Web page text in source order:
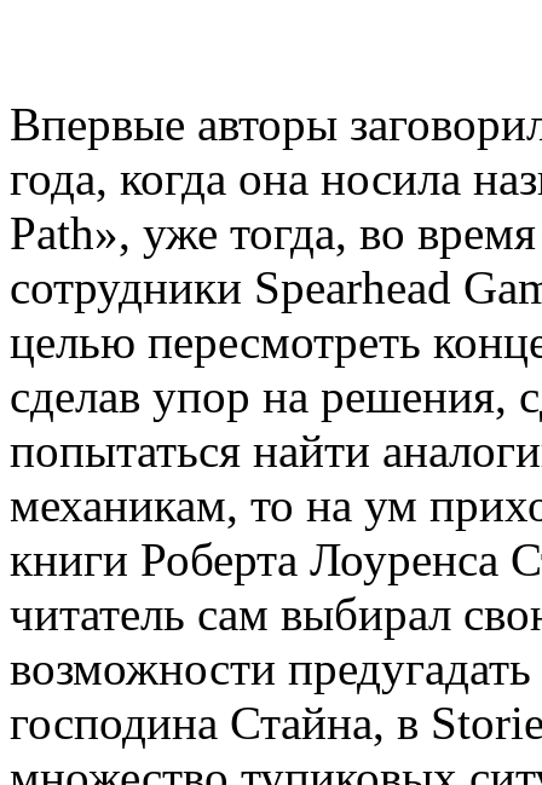
Впервые авторы
года, когда она носила
Path», уже тогда, во
сотрудники Spearhead
целью пересмотреть
сделав упор на решения,
попытаться найти
механикам, то на ум
книги Роберта Лоуренса
читатель сам выбирал
возможности
господина Стайна, в